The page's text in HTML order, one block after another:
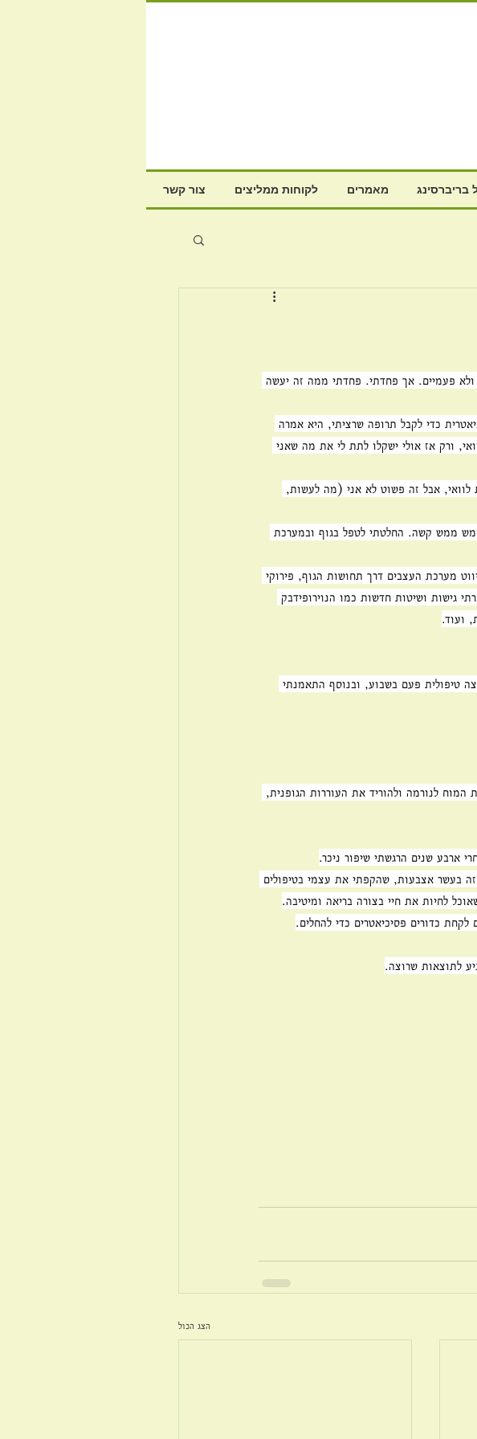
צור קשר לקוחות ממליצים מאמרים בריברסינג
פעמיים. אך פחדתי. פחדתי ממה זה יעשה
כדי לקבל תרופה שרציתי, היא אמרה
ורק אז אולי ישקלו לתת לי את מה שאני
אבל זה פשוט לא אני (מה לעשות,
ממש קשה. החלטתי לטפל בגוף ובמערכת
מערכת העצבים דרך תחושות הגוף, פירוקי
גישות ושיטות חדשות כמו הנוירופידבק
ועוד.
טיפולית פעם בשבוע, ובנוסף התאמנתי
לנורמה ולהוריד את העוררות הגופנית,
ארבע שנים הרגשתי שיפור ניכר.
בעשר אצבעות, שהקפתי את עצמי בטיפולים
לחיות את חיי בצורה בריאה ומיטיבה.
כדורים פסיכיאטרים כדי להחלים.
לתוצאות שרוצה.
הצג הכול